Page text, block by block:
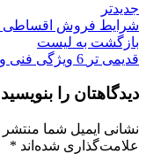
جدیدتر
شرایط فروش اقساطی وانت
بازگشت به لیست
قدیمی تر 6 ویژگی فنی و مهندسی پارس‌نوآ
دیدگاهتان را بنویسید
نشانی ایمیل شما
علامت‌گذاری شده‌اند *